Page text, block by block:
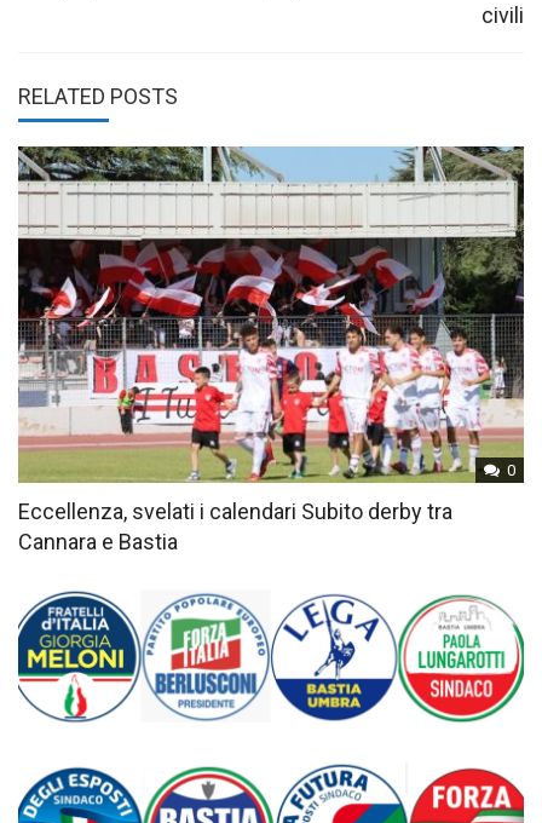
civili
RELATED POSTS
0
Eccellenza, svelati i calendari Subito derby tra
Cannara e Bastia